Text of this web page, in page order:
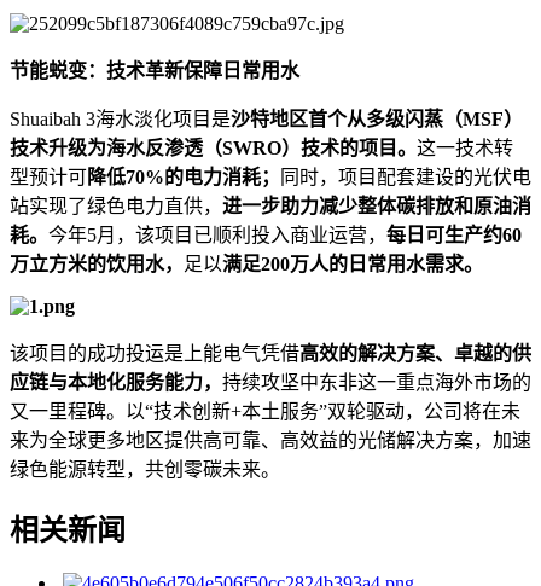
节能蜕变：技术革新保障日常用水
Shuaibah 3海水淡化项目是沙特地区首个从多级闪蒸（MSF）
技术升级为海水反渗透（SWRO）技术的项目。 这一技术转
型预计可降低70%的电力消耗；
同时，项目配套建设的光伏电
站实现了绿色电力直供， 进一步助力减少整体碳排放和原油消
耗。 今年5月，该项目已顺利投入商业运营， 每日可生产约60
万立方米的饮用水，
足以满足200万人的日常用水需求。
该项目的成功投运是上能电气凭借高效的解决方案、卓越的供
应链与本地化服务能力， 持续攻坚中东非这一重点海外市场的
又一里程碑。以“技术创新+本土服务”双轮驱动，公司将在未
来为全球更多地区提供高可靠、高效益的光储解决方案，加速
绿色能源转型，共创零碳未来。
相关新闻